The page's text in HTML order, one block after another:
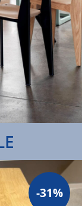
-31%